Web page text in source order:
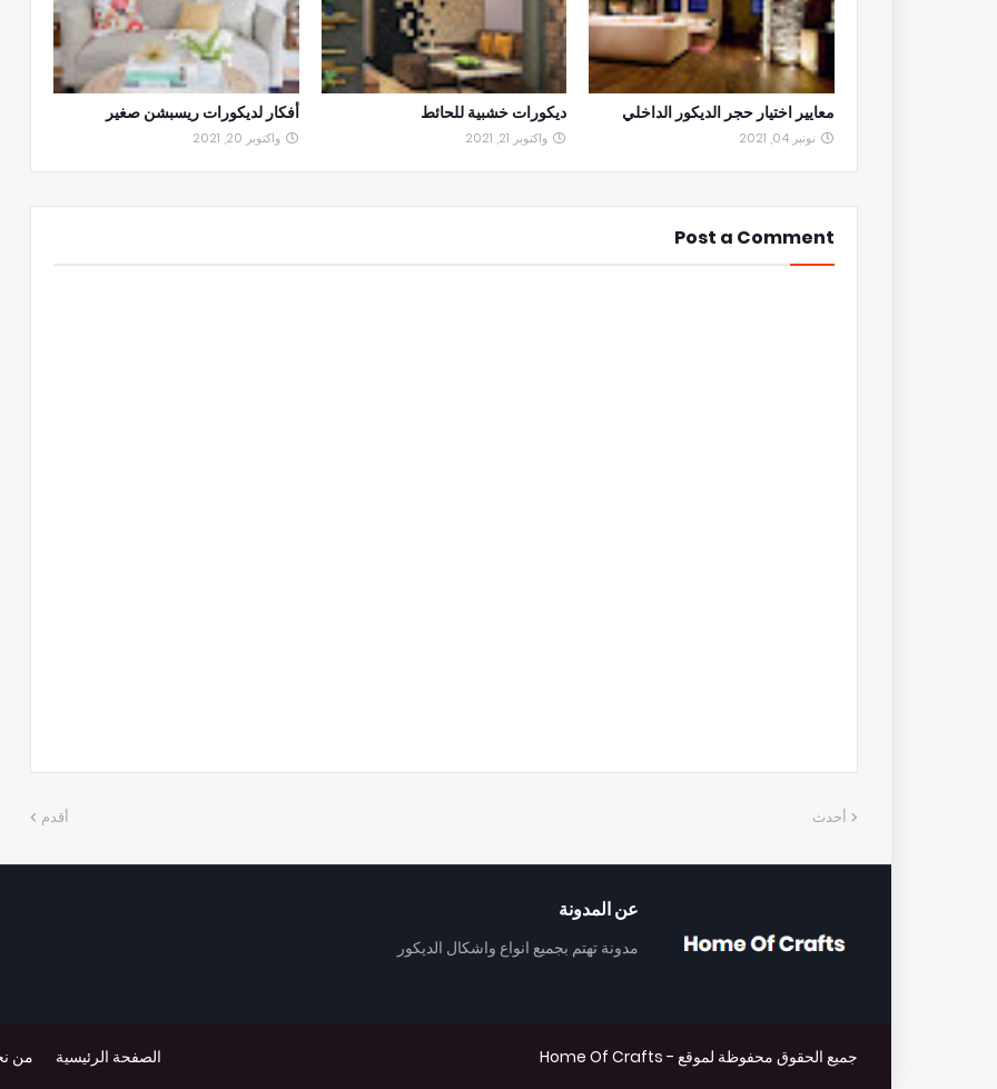
معايير اختيار حجر الديكور الداخلي
نونبر 04, 2021
ديكورات خشبية للحائط
واكتوبر 21, 2021
أفكار لديكورات ريسبشن صغير
واكتوبر 20, 2021
Post a Comment
أحدث أقدم
عن المدونة
مدونة تهتم بجميع انواع واشكال الديكور
جميع الحقوق محفوظة لموقع - Home Of Crafts الصفحة الرئيسية من